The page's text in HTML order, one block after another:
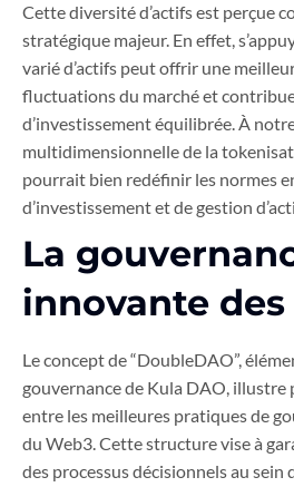
Cette diversité d’actifs est perçue
stratégique majeur. En effet,
varié d’actifs peut offrir une
fluctuations du marché et
d’investissement équilibrée. À
multidimensionnelle de la
pourrait bien redéfinir les normes
d’investissement et de gestion
La
innovante des
Le concept de “DoubleDAO”,
gouvernance de Kula DAO,
entre les meilleures pratiques de
du Web3. Cette structure vise à
des processus décisionnels au sein